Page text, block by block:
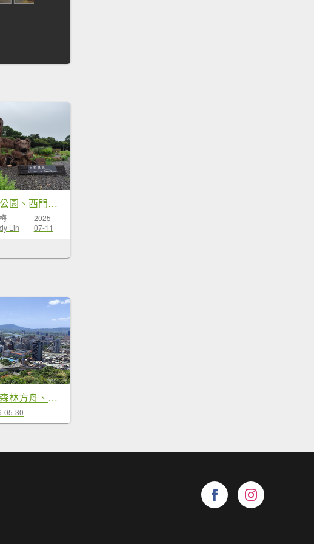
大安森林公園、西門町、象山公園【2025臺北健走趣】
Lin
2025-
07-11
劍潭山、森林方舟、微風平台、圓山水神社、劍潭公園、八二三砲戰紀念公園
05-30